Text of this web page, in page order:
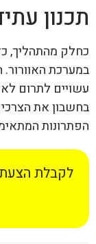
תכנון
כחלק מהתהליך,
במערכת
עשויים לתרום
בחשבון את
הפתרונות
לקבלת הצעת